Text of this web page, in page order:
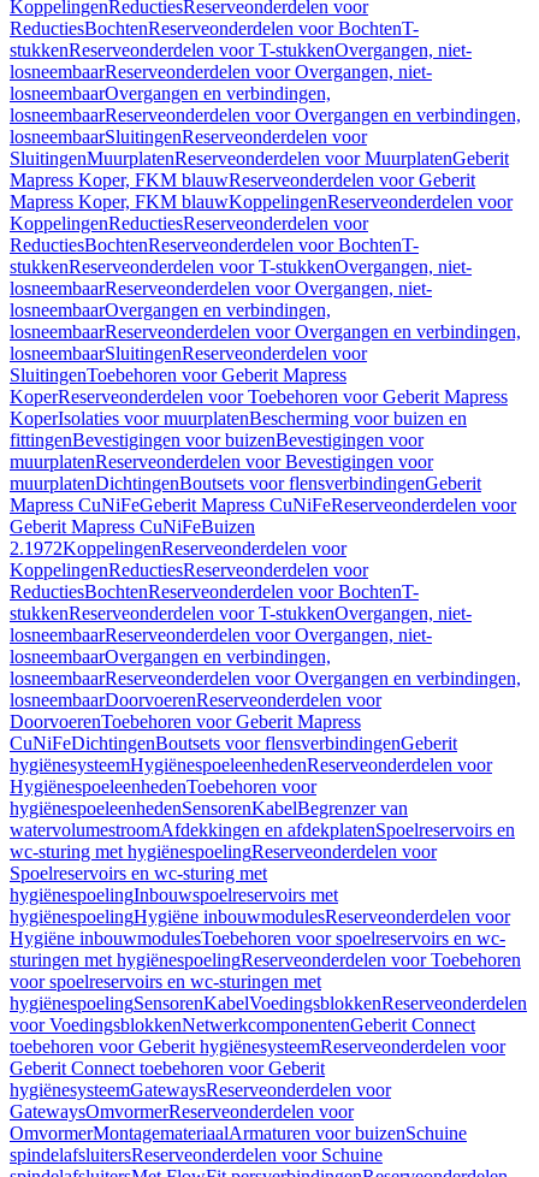
KoppelingenReductiesReserveonderdelen voor
ReductiesBochtenReserveonderdelen voor BochtenT-
stukkenReserveonderdelen voor T-stukkenOvergangen, niet-
losneembaarReserveonderdelen voor Overgangen, niet-
losneembaarOvergangen en verbindingen,
losneembaarReserveonderdelen voor Overgangen en verbindingen,
losneembaarSluitingenReserveonderdelen voor
SluitingenMuurplatenReserveonderdelen voor MuurplatenGeberit
Mapress Koper, FKM blauwReserveonderdelen voor Geberit
Mapress Koper, FKM blauwKoppelingenReserveonderdelen voor
KoppelingenReductiesReserveonderdelen voor
ReductiesBochtenReserveonderdelen voor BochtenT-
stukkenReserveonderdelen voor T-stukkenOvergangen, niet-
losneembaarReserveonderdelen voor Overgangen, niet-
losneembaarOvergangen en verbindingen,
losneembaarReserveonderdelen voor Overgangen en verbindingen,
losneembaarSluitingenReserveonderdelen voor
SluitingenToebehoren voor Geberit Mapress
KoperReserveonderdelen voor Toebehoren voor Geberit Mapress
KoperIsolaties voor muurplatenBescherming voor buizen en
fittingenBevestigingen voor buizenBevestigingen voor
muurplatenReserveonderdelen voor Bevestigingen voor
muurplatenDichtingenBoutsets voor flensverbindingenGeberit
Mapress CuNiFeGeberit Mapress CuNiFeReserveonderdelen voor
Geberit Mapress CuNiFeBuizen
2.1972KoppelingenReserveonderdelen voor
KoppelingenReductiesReserveonderdelen voor
ReductiesBochtenReserveonderdelen voor BochtenT-
stukkenReserveonderdelen voor T-stukkenOvergangen, niet-
losneembaarReserveonderdelen voor Overgangen, niet-
losneembaarOvergangen en verbindingen,
losneembaarReserveonderdelen voor Overgangen en verbindingen,
losneembaarDoorvoerenReserveonderdelen voor
DoorvoerenToebehoren voor Geberit Mapress
CuNiFeDichtingenBoutsets voor flensverbindingenGeberit
hygiënesysteemHygiënespoeleenhedenReserveonderdelen voor
HygiënespoeleenhedenToebehoren voor
hygiënespoeleenhedenSensorenKabelBegrenzer van
watervolumestroomAfdekkingen en afdekplatenSpoelreservoirs en
wc-sturing met hygiënespoelingReserveonderdelen voor
Spoelreservoirs en wc-sturing met
hygiënespoelingInbouwspoelreservoirs met
hygiënespoelingHygiëne inbouwmodulesReserveonderdelen voor
Hygiëne inbouwmodulesToebehoren voor spoelreservoirs en wc-
sturingen met hygiënespoelingReserveonderdelen voor Toebehoren
voor spoelreservoirs en wc-sturingen met
hygiënespoelingSensorenKabelVoedingsblokkenReserveonderdelen
voor VoedingsblokkenNetwerkcomponentenGeberit Connect
toebehoren voor Geberit hygiënesysteemReserveonderdelen voor
Geberit Connect toebehoren voor Geberit
hygiënesysteemGatewaysReserveonderdelen voor
GatewaysOmvormerReserveonderdelen voor
OmvormerMontagemateriaalArmaturen voor buizenSchuine
spindelafsluitersReserveonderdelen voor Schuine